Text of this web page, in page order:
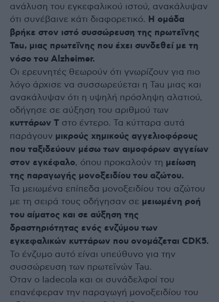
ανάλυση του εγκεφαλικού ιστού, ανακάλυψαν
ότι συνέβαινε κάτι διαφορετικό. Η ομάδα
βρήκε στον ιστό συσσώρευση της πρωτεΐνης
Tau, μιας πρωτεΐνης που έχει συνδεθεί με τη
νόσο του Alzheimer.
Οι ερευνητές θεωρούν ότι γνωρίζουν για πιο
λόγο άρχισε να συσσωρεύεται η Tau μιας και
ανακάλυψαν ότι η υψηλή πρόσληψη αλατιού,
οδήγησε σε αύξηση του αριθμού των
κυττάρων T στο έντερο. Τα κύτταρα αυτά
παράγουν μικρούς χημικούς αγγελιοφόρους
που ταξιδεύουν μέσω των αιμοφόρων αγγείων
στον εγκέφαλο, όπου προκαλούν τη μείωση
της παραγωγής μονοξειδίου του αζώτου.
Τα μειωμένα επίπεδα μονοξειδίου του αζώτου
με τη σειρά τους οδήγησαν σε μειωμένη ροή
του αίματος και σε αύξηση της
δραστηριότητας ενός ενζύμου των
εγκεφαλικών κυττάρων που ονομάζεται CDK5.
Το ένζυμο αυτό είναι υπεύθυνο για την
συσσώρευση των πρωτεϊνών Tau.
Όταν ο Iadecola και οι συνάδελφοί του
επανέφεραν την παραγωγή μονοξειδίου του